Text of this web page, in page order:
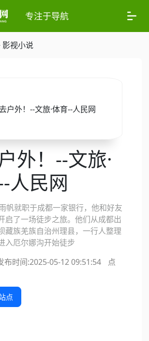
专注于导航
影视小说
外！--文旅·
人民网
帆就职于成都一家银行，他和好友
启了一场徒步之旅。他们从成都出
藏族羌族自治州理县，一行人整理
入厄尔娜沟开始徒步
布时间:2025-05-12 09:51:54
点
点